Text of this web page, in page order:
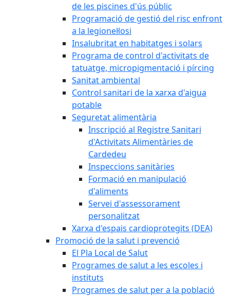
de les piscines d'ús públic
Programació de gestió del risc enfront
a la legionel·losi
Insalubritat en habitatges i solars
Programa de control d'activitats de
tatuatge, micropigmentació i pírcing
Sanitat ambiental
Control sanitari de la xarxa d'aigua
potable
Seguretat alimentària
Inscripció al Registre Sanitari
d'Activitats Alimentàries de
Cardedeu
Inspeccions sanitàries
Formació en manipulació
d'aliments
Servei d'assessorament
personalitzat
Xarxa d'espais cardioprotegits (DEA)
Promoció de la salut i prevenció
El Pla Local de Salut
Programes de salut a les escoles i
instituts
Programes de salut per a la població